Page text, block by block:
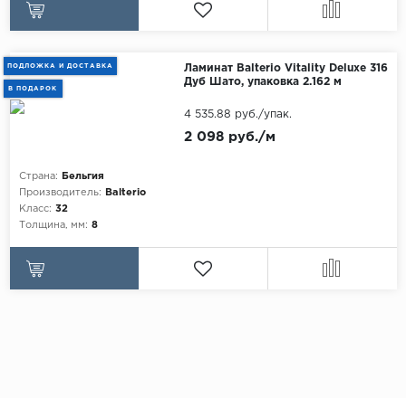
ПОДЛОЖКА И ДОСТАВКА
В ПОДАРОК
Ламинат Balterio Vitality Deluxe 316
Дуб Шато, упаковка 2.162 м
Страна:
Бельгия
Производитель:
Balterio
Класс: 32
Толщина, мм: 8
2 098 руб./м
4 535.88 руб./упак.